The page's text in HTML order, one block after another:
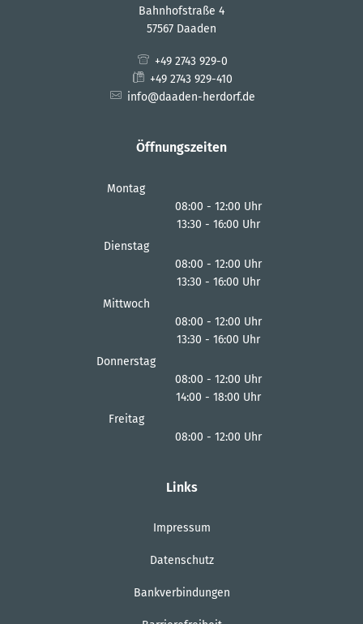
Bahnhofstraße 4
57567 Daaden
+49 2743 929-0
+49 2743 929-410
info@daaden-herdorf.de
Öffnungszeiten
Montag
08:00 - 12:00 Uhr
Von 08:00 bis 12:00 Uhr
13:30 - 16:00 Uhr
Dienstag
08:00 - 12:00 Uhr
Von 08:00 bis 12:00 Uhr
13:30 - 16:00 Uhr
Mittwoch
08:00 - 12:00 Uhr
Von 08:00 bis 12:00 Uhr
13:30 - 16:00 Uhr
Donnerstag
08:00 - 12:00 Uhr
Von 08:00 bis 12:00 Uhr
14:00 - 18:00 Uhr
Freitag
08:00 - 12:00 Uhr
Links
Impressum
Datenschutz
Bankverbindungen